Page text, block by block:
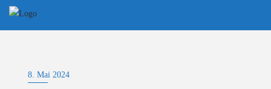
Skip
8. Mai 2024